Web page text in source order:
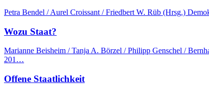
Petra Bendel / Aurel Croissant / Friedbert W. Rüb (Hrsg.)
Wozu Staat?
Marianne Beisheim / Tanja A. Börzel / Philipp Genschel /
201…
Offene Staatlichkeit